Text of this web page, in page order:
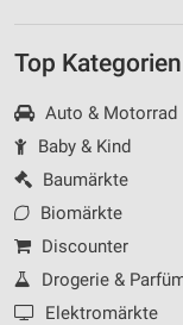
Top Kategorien
Auto & Motorrad
Baby & Kind
Baumärkte
Biomärkte
Discounter
Drogerie &
Elektromärkte